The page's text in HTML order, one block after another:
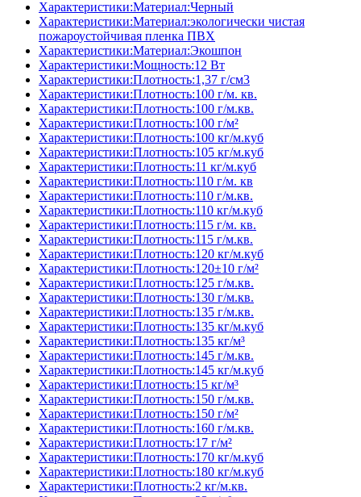
Характеристики:Материал:Черный
Характеристики:Материал:экологически чистая
пожароустойчивая пленка ПВХ
Характеристики:Материал:Экошпон
Характеристики:Мощность:12 Вт
Характеристики:Плотность:1,37 г/см3
Характеристики:Плотность:100 г/м. кв.
Характеристики:Плотность:100 г/м.кв.
Характеристики:Плотность:100 г/м²
Характеристики:Плотность:100 кг/м.куб
Характеристики:Плотность:105 кг/м.куб
Характеристики:Плотность:11 кг/м.куб
Характеристики:Плотность:110 г/м. кв
Характеристики:Плотность:110 г/м.кв.
Характеристики:Плотность:110 кг/м.куб
Характеристики:Плотность:115 г/м. кв.
Характеристики:Плотность:115 г/м.кв.
Характеристики:Плотность:120 кг/м.куб
Характеристики:Плотность:120±10 г/м²
Характеристики:Плотность:125 г/м.кв.
Характеристики:Плотность:130 г/м.кв.
Характеристики:Плотность:135 г/м.кв.
Характеристики:Плотность:135 кг/м.куб
Характеристики:Плотность:135 кг/м³
Характеристики:Плотность:145 г/м.кв.
Характеристики:Плотность:145 кг/м.куб
Характеристики:Плотность:15 кг/м³
Характеристики:Плотность:150 г/м.кв.
Характеристики:Плотность:150 г/м²
Характеристики:Плотность:160 г/м.кв.
Характеристики:Плотность:17 г/м²
Характеристики:Плотность:170 кг/м.куб
Характеристики:Плотность:180 кг/м.куб
Характеристики:Плотность:2 кг/м.кв.